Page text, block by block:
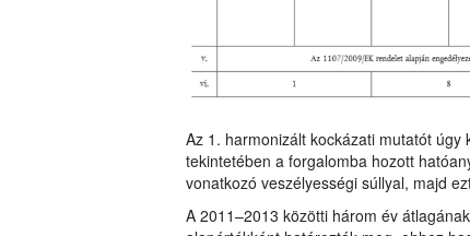
Az 1. harmonizált kockázati mutatót
tekintetében a forgalomba hozott
vonatkozó veszélyességi súllyal, majd
A 2011–2013 közötti három év